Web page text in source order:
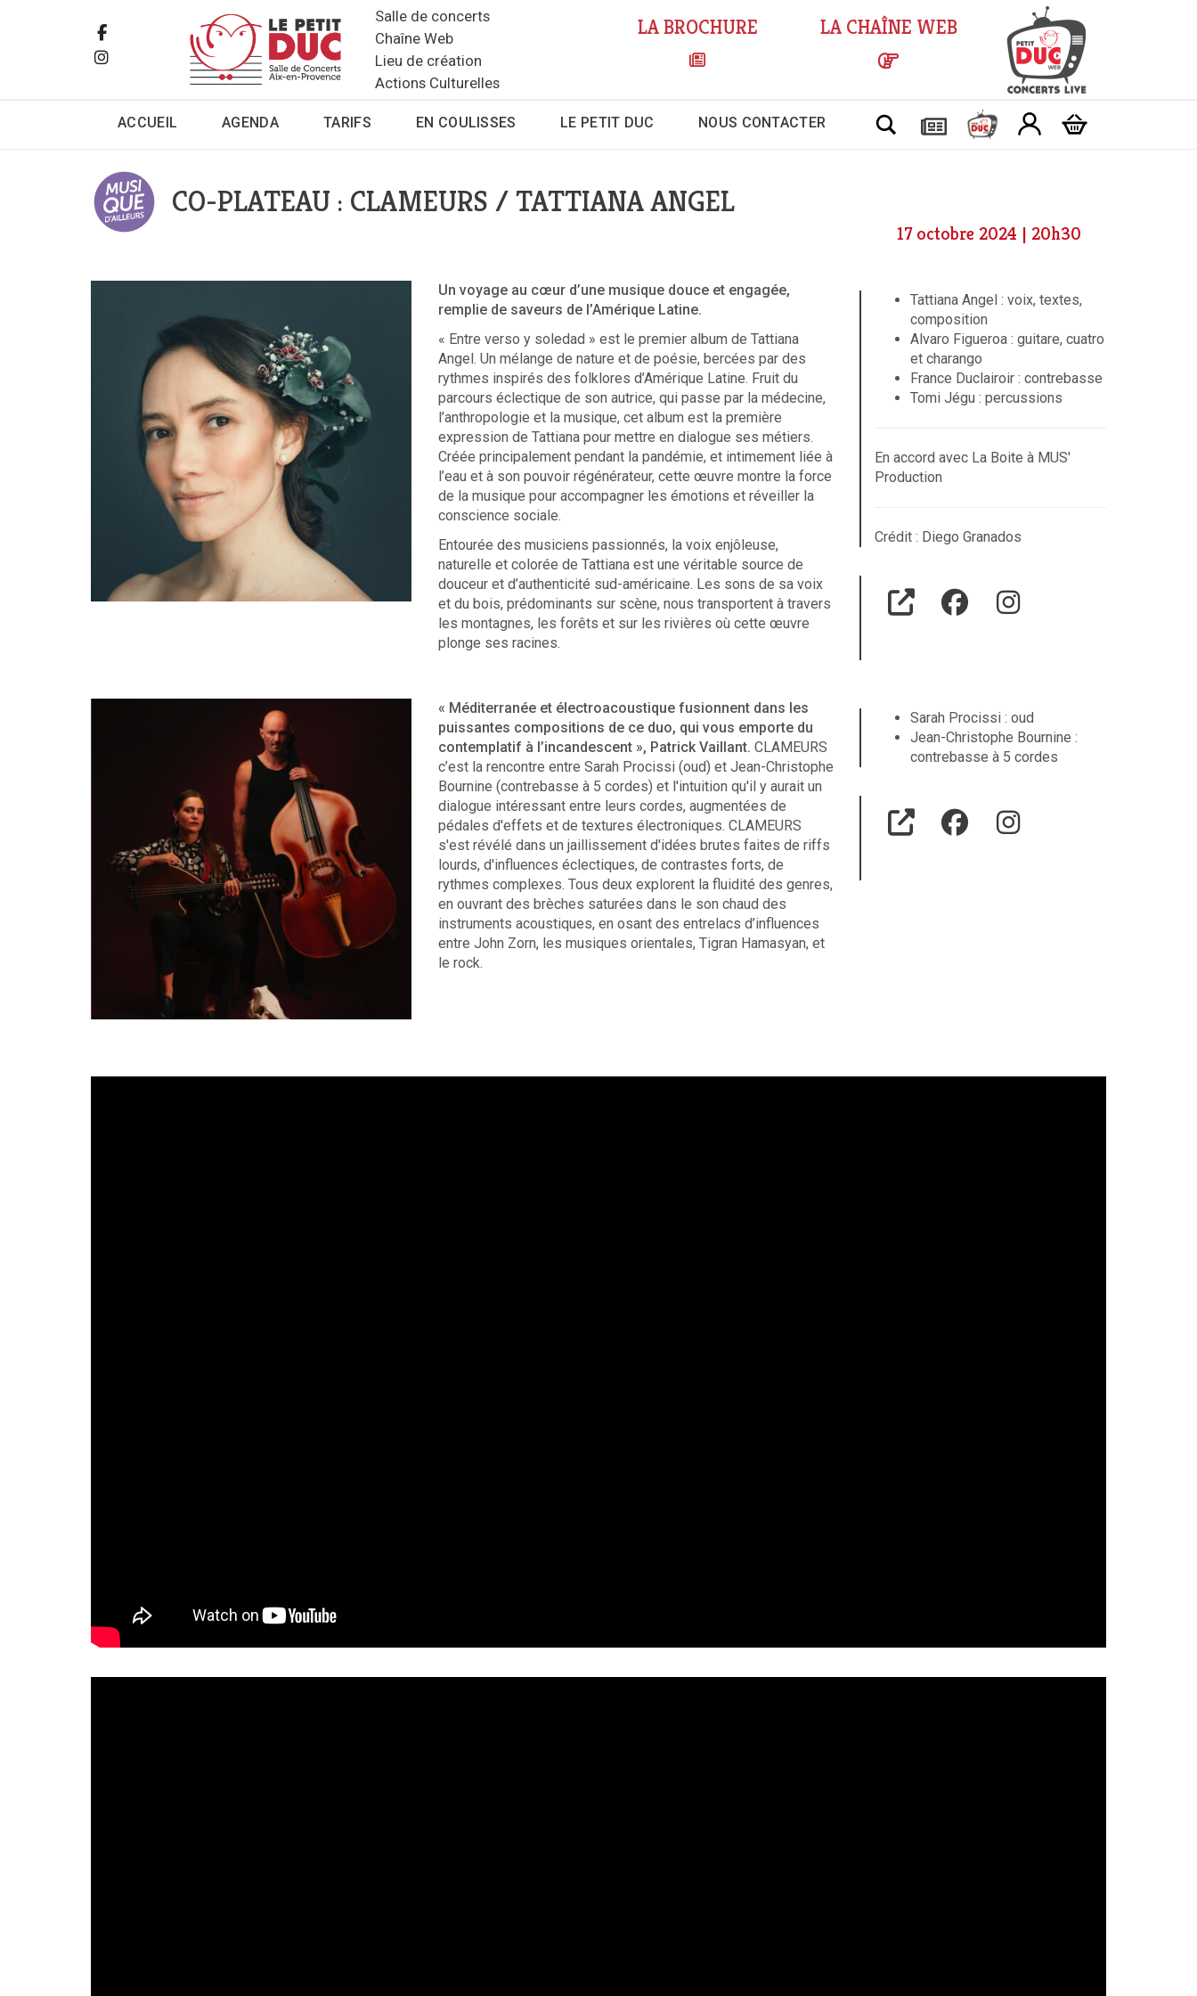
Salle de concerts
Chaîne Web
Lieu de création
Actions Culturelles
LA BROCHURE LA CHAÎNE WEB
ACCUEIL AGENDA TARIFS EN COULISSES LE PETIT DUC NOUS CONTACTER Chercher
CO-PLATEAU : CLAMEURS / TATTIANA ANGEL
17 octobre 2024 | 20h30
Un voyage au cœur d’une musique douce et engagée,
remplie de saveurs de l’Amérique Latine.
« Entre verso y soledad » est le premier album de Tattiana
Angel. Un mélange de nature et de poésie, bercées par des
rythmes inspirés des folklores d’Amérique Latine. Fruit du
parcours éclectique de son autrice, qui passe par la médecine,
l’anthropologie et la musique, cet album est la première
expression de Tattiana pour mettre en dialogue ses métiers.
Créée principalement pendant la pandémie, et intimement liée à
l’eau et à son pouvoir régénérateur, cette œuvre montre la force
de la musique pour accompagner les émotions et réveiller la
conscience sociale.
Entourée des musiciens passionnés, la voix enjôleuse,
naturelle et colorée de Tattiana est une véritable source de
douceur et d’authenticité sud-américaine. Les sons de sa voix
et du bois, prédominants sur scène, nous transportent à travers
les montagnes, les forêts et sur les rivières où cette œuvre
plonge ses racines.
Tattiana Angel : voix, textes,
composition
Alvaro Figueroa : guitare, cuatro
et charango
France Duclairoir : contrebasse
Tomi Jégu : percussions
En accord avec La Boite à MUS'
Production
Crédit : Diego Granados
« Méditerranée et électroacoustique fusionnent dans les
puissantes compositions de ce duo, qui vous emporte du
contemplatif à l’incandescent », Patrick Vaillant. CLAMEURS
c’est la rencontre entre Sarah Procissi (oud) et Jean-Christophe
Bournine (contrebasse à 5 cordes) et l'intuition qu'il y aurait un
dialogue intéressant entre leurs cordes, augmentées de
pédales d'effets et de textures électroniques. CLAMEURS
s'est révélé dans un jaillissement d'idées brutes faites de riffs
lourds, d'influences éclectiques, de contrastes forts, de
rythmes complexes. Tous deux explorent la fluidité des genres,
en ouvrant des brèches saturées dans le son chaud des
instruments acoustiques, en osant des entrelacs d’influences
entre John Zorn, les musiques orientales, Tigran Hamasyan, et
le rock.
Sarah Procissi : oud
Jean-Christophe Bournine :
contrebasse à 5 cordes